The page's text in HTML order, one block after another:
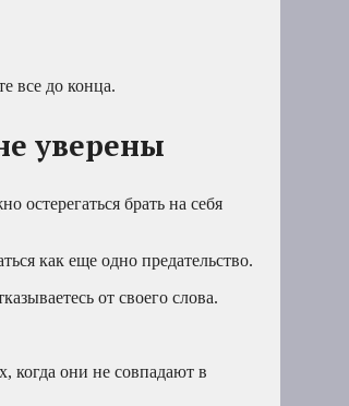
все до конца.
уверены
остерегаться брать на себя
как еще одно предательство.
от своего слова.
когда они не совпадают в